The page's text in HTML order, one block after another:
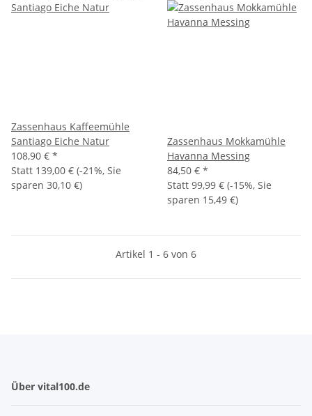
Zassenhaus Kaffeemühle
Santiago Eiche Natur
108,90 € *
Statt 139,00 € (-21%, Sie
sparen 30,10 €)
Zassenhaus Mokkamühle
Havanna Messing
84,50 € *
Statt 99,99 € (-15%, Sie
sparen 15,49 €)
Artikel 1 - 6 von 6
Über vital100.de